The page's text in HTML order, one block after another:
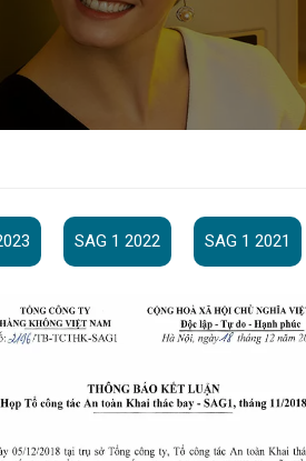
SAG 1 2022 SAG 1 2021